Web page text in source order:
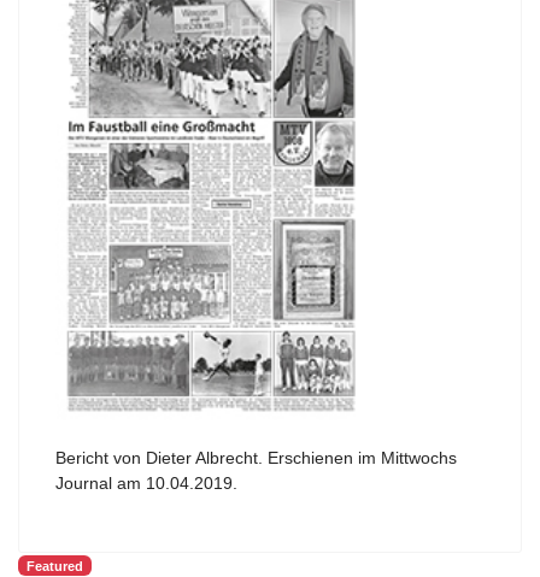
Bericht von Dieter Albrecht. Erschienen im Mittwochs
Journal am 10.04.2019.
Featured